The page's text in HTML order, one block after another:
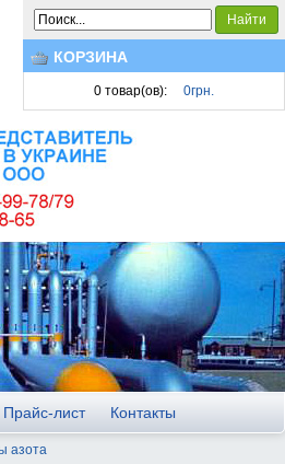
Найти
Прайс-лист Контакты
азота
КОРЗИНА
0 товар(ов): 0грн.